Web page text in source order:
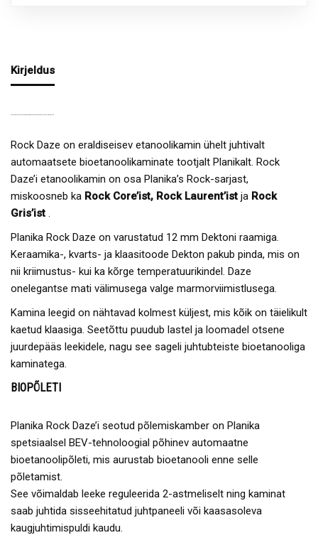
Kirjeldus
Rock Daze on eraldiseisev etanoolikamin ühelt juhtivalt
automaatsete bioetanoolikaminate tootjalt Planikalt. Rock
Daze’i etanoolikamin on osa Planika’s Rock-sarjast,
miskoosneb ka Rock Core’ist, Rock Laurent’ist ja Rock
Gris’ist .
Planika Rock Daze on varustatud 12 mm Dektoni raamiga.
Keraamika-, kvarts- ja klaasitoode Dekton pakub pinda, mis on
nii kriimustus- kui ka kõrge temperatuurikindel. Daze
onelegantse mati välimusega valge marmorviimistlusega.
Kamina leegid on nähtavad kolmest küljest, mis kõik on täielikult
kaetud klaasiga. Seetõttu puudub lastel ja loomadel otsene
juurdepääs leekidele, nagu see sageli juhtubteiste bioetanooliga
kaminatega.
BIOPÕLETI
Planika Rock Daze’i seotud põlemiskamber on Planika
spetsiaalsel BEV-tehnoloogial põhinev automaatne
bioetanoolipõleti, mis aurustab bioetanooli enne selle
põletamist.
See võimaldab leeke reguleerida 2-astmeliselt ning kaminat
saab juhtida sisseehitatud juhtpaneeli või kaasasoleva
kaugjuhtimispuldi kaudu.